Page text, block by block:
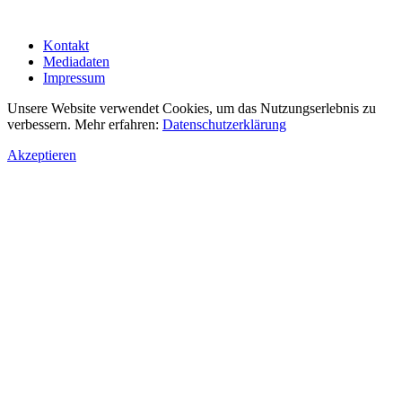
Kontakt
Mediadaten
Impressum
Unsere Website verwendet Cookies, um das Nutzungserlebnis zu
verbessern. Mehr erfahren: Datenschutzerklärung
Akzeptieren